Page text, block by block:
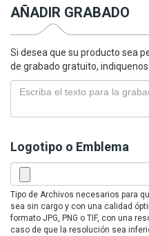
AÑADIR GRABADO
Si desea que su producto sea
de grabado gratuito,
Logotipo o Emblema
Tipo de Archivos necesarios para
sea sin cargo y con una calidad
formato JPG, PNG o TIF, con una
caso de que la resolución sea